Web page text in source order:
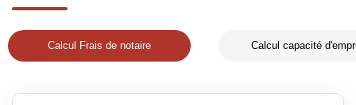
Calcul Frais de notaire Calcul capacité